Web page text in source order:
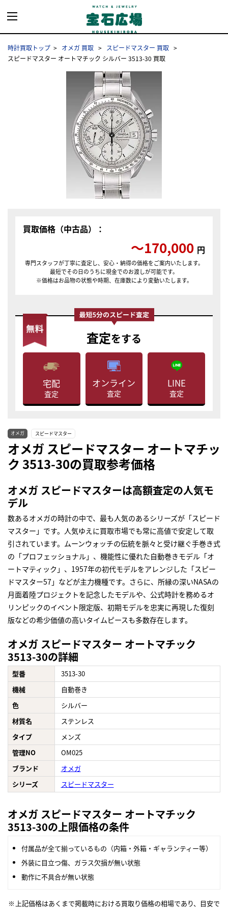
時計買取トップ オメガ 買取
スピードマスター 買取
スピードマスター オートマチック シルバー 3513-30 買取
買取価格（中古品）：
〜170,000 円
専門スタッフが丁寧に査定し、安心・納得の価格をご案内いたします。
最短でその日のうちに現金でのお渡しが可能です。
※価格はお品物の状態や時期、在庫数により変動いたします。
査定をする
宅配
査定
オンライン
査定
LINE
査定
オメガ スピードマスター
オメガ スピードマスター オートマチッ
ク 3513-30の買取参考価格
オメガ スピードマスターは高額査定の人気モ
デル
数あるオメガの時計の中で、最も人気のあるシリーズが「スピード
マスター」です。人気ゆえに買取市場でも常に高値で安定して取
引されています。ムーンウォッチの伝統を脈々と受け継ぐ手巻き式
の「プロフェッショナル」、機能性に優れた自動巻きモデル「オ
ートマティック」、1957年の初代モデルをアレンジした「スピー
ドマスター57」などが主力機種です。さらに、所縁の深いNASAの
月面着陸プロジェクトを記念したモデルや、公式時計を務めるオ
リンピックのイベント限定版、初期モデルを忠実に再現した復刻
版などの希少価値の高いタイムピースも多数存在します。
オメガ スピードマスター オートマチック
3513-30の詳細
型番
3513-30
機械
自動巻き
色
シルバー
材質名
ステンレス
タイプ
メンズ
管理NO
OM025
ブランド
オメガ
シリーズ
スピードマスター
オメガ スピードマスター オートマチック
3513-30の上限価格の条件
付属品が全て揃っているもの（内箱・外箱・ギャランティー等）
外装に目立つ傷、ガラス欠損が無い状態
動作に不具合が無い状態
上記価格はあくまで掲載時における買取り価格の相場であり、目安で